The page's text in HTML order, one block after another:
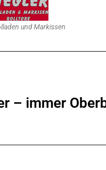
und Markissen
– immer